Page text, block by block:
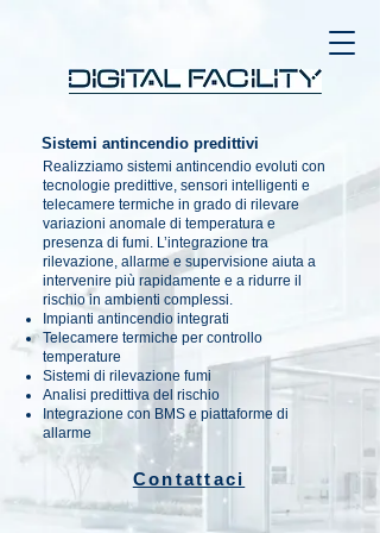
Sistemi antincendio predittivi
Realizziamo sistemi antincendio evoluti con
tecnologie predittive, sensori intelligenti e
telecamere termiche in grado di rilevare
variazioni anomale di temperatura e
presenza di fumi. L’integrazione tra
rilevazione, allarme e supervisione aiuta a
intervenire più rapidamente e a ridurre il
rischio in ambienti complessi.
Impianti antincendio integrati
Telecamere termiche per controllo
temperature
Sistemi di rilevazione fumi
Analisi predittiva del rischio
Integrazione con BMS e piattaforme di
allarme
Contattaci